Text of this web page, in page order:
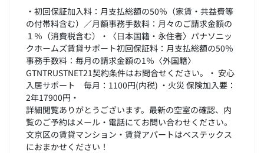
・初回保証加入料：月支払総額の50％（家賃・共益費等
の付帯料含む）／月額事務手数料：月々のご請求金額の
１％（消費税含む）・〈日本国籍・永住者〉パナソニッ
クホームズ賃貸サポート初回保証料：月支払総額の50％
事務手数料：毎月の請求金額の1％〈外国籍〉
GTNTRUSTNET21契約条件はお問合せください。・ 安心
入居サポート 毎月：1100円(内税) ・火災 保険加入要：
2年17900円・
詳細閲覧ありがとうございます。最新の空室の確認、内
覧のご予約はメール・電話にてお問い合わせください。
文京区の賃貸マンション・賃貸アパートはベステックス
におまかせください！